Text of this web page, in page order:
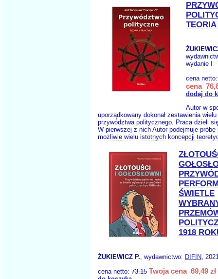
wydanie I
cena
cena
dodaj do
Autor w
uporządkowany dokonał zestawienia
przywództwa politycznego. Praca dzieli
W pierwszej z nich Autor podejmuje próbę
możliwie wielu istotnych koncepcji
ŚWIETLE
1918
ŻUKIEWICZ P., wydawnictwo: DIFIN,
cena netto: 73.15 Twoja cena 69,49 zł